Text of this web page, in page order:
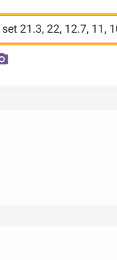
21.3, 22, 12.7, 11,